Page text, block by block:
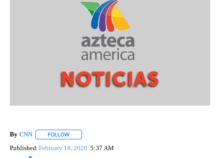
By CNN FOLLOW
Published February 18, 2020 5:37 AM